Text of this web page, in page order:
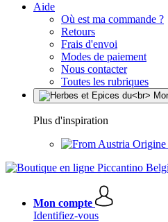
Aide
Où est ma commande ?
Retours
Frais d'envoi
Modes de paiement
Nous contacter
Toutes les rubriques
Plus d'inspiration
Mon compte
Identifiez-vous